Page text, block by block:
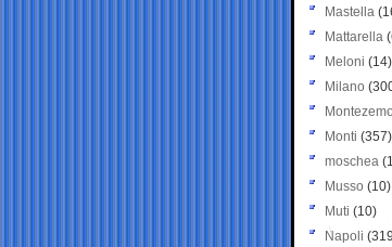
Mastella
Mattarella
Meloni (14)
Milano
Monti (357)
moschea
Musso (10)
Muti (10)
Napoli